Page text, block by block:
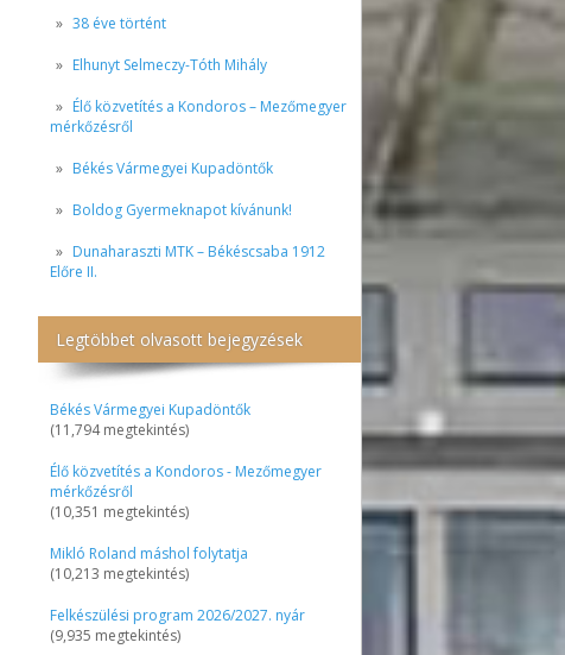
38 éve történt
Elhunyt Selmeczy-Tóth Mihály
Élő közvetítés a Kondoros – Mezőmegyer
mérkőzésről
Békés Vármegyei Kupadöntők
Boldog Gyermeknapot kívánunk!
Dunaharaszti MTK – Békéscsaba 1912
Előre II.
Legtöbbet olvasott bejegyzések
Békés Vármegyei Kupadöntők
(11,794 megtekintés)
Élő közvetítés a Kondoros - Mezőmegyer
mérkőzésről
(10,351 megtekintés)
Mikló Roland máshol folytatja
(10,213 megtekintés)
Felkészülési program 2026/2027. nyár
(9,935 megtekintés)